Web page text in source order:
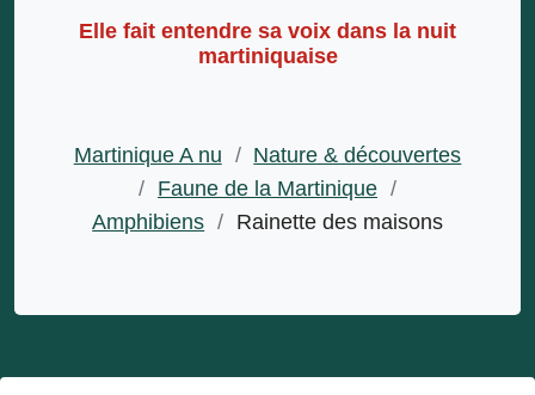
Elle fait entendre sa voix dans la nuit
martiniquaise
Martinique A nu / Nature & découvertes
/ Faune de la Martinique /
Amphibiens / Rainette des maisons